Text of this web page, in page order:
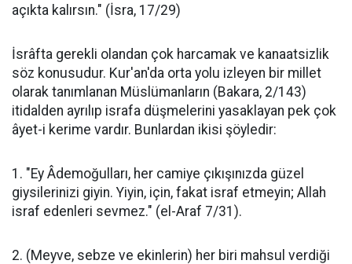
açıkta kalırsın." (İsra, 17/29)
İsrâfta gerekli olandan çok harcamak ve kanaatsizlik
söz konusudur. Kur'an'da orta yolu izleyen bir millet
olarak tanımlanan Müslümanların (Bakara, 2/143)
itidalden ayrılıp israfa düşmelerini yasaklayan pek çok
âyet-i kerime vardır. Bunlardan ikisi şöyledir:
1. "Ey Âdemoğulları, her camiye çıkışınızda güzel
giysilerinizi giyin. Yiyin, için, fakat israf etmeyin; Allah
israf edenleri sevmez." (el-Araf 7/31).
2. (Meyve, sebze ve ekinlerin) her biri mahsul verdiği